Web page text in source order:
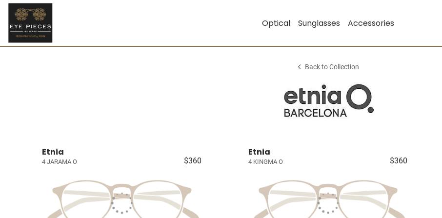
Optical Sunglasses Accessories
Back to Collection
Etnia
4 JARAMA O $360
Etnia
4 KINGMA O $360